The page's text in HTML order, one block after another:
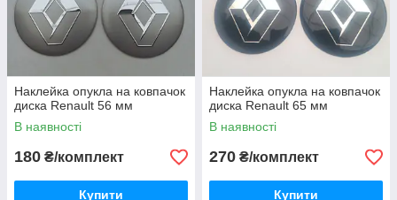
Наклейка опукла на ковпачок
диска Renault 56 мм
В наявності
180 ₴/комплект
Купити
Наклейка опукла на ковпачок
диска Renault 65 мм
В наявності
270 ₴/комплект
Купити